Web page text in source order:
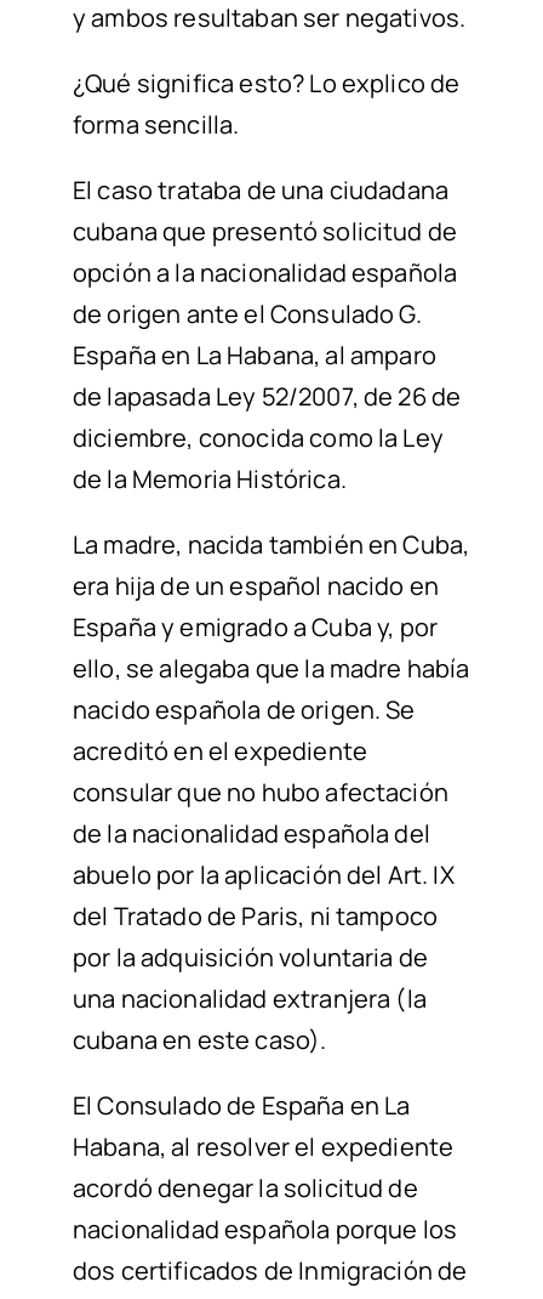
y ambos resultaban ser negativos.
¿Qué significa esto?Lo explico de
forma sencilla.
El caso trataba de una ciudadana
cubanaque presentó solicitud de
opción a la nacionalidad española
de origen ante el Consulado G.
Españaen La Habana, al amparo
de lapasada Ley 52/2007, de 26 de
diciembre, conocida como la Ley
de la Memoria Histórica.
La madre, nacida también en Cuba,
era hija de un español nacido en
España yemigrado a Cubay, por
ello, se alegaba que la madre había
nacidoespañola de origen.Se
acreditóen el expediente
consular que no hubo afectación
de la nacionalidad españoladel
abuelo por la aplicación del Art. IX
del Tratado de Paris, ni tampoco
por la adquisición voluntaria de
una nacionalidad extranjera (la
cubana en este caso).
El Consulado de España en La
Habana, al resolverel expediente
acordódenegar la solicitud de
nacionalidad española porque los
dos certificados de Inmigraciónde